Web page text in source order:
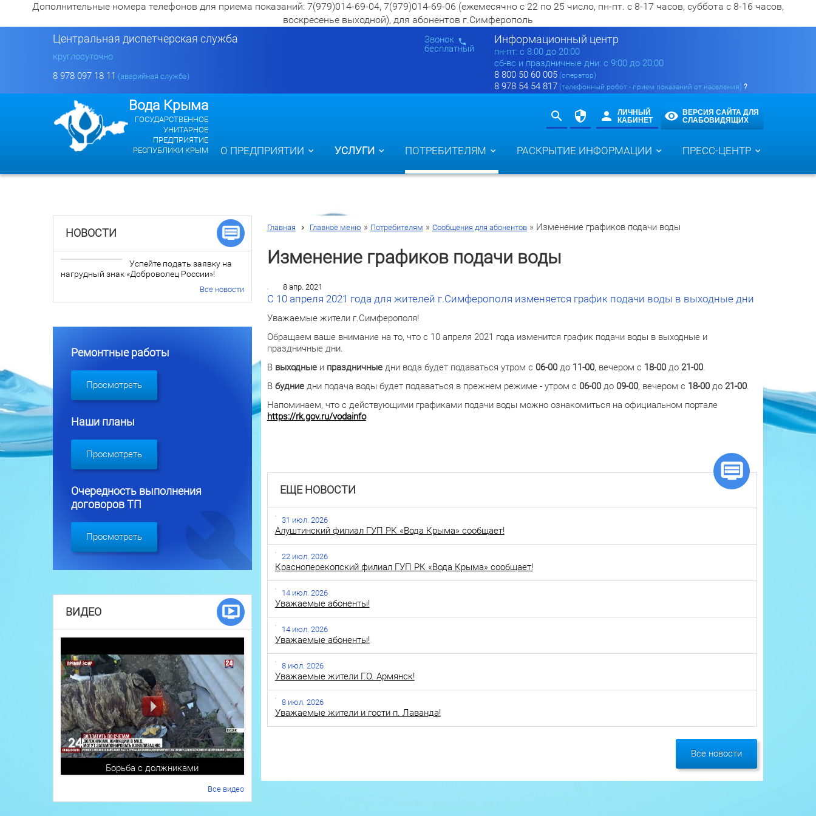
Дополнительные номера телефонов для приема показаний: 7(979)014-69-04, 7(979)014-69-06 (ежемесячно с 22 по 25 число, пн-пт. с 8-17 часов, суббота с 8-16 часов,
воскресенье выходной), для абонентов г.Симферополь
Информационный центр
пн-пт: c 8:00 до 20:00
сб-вс и праздничные дни: с 9:00 до 20:00
8 800 50 60 005 (оператор)
8 978 54 54 817 (телефонный робот - прием показаний от населения) ?
Звонок
бесплатный
Центральная диспетчерская служба
круглосуточно
8 978 097 18 11 (аварийная служба)
Вода Крыма
ГОСУДАРСТВЕННОЕ
УНИТАРНОЕ
ПРЕДПРИЯТИЕ
РЕСПУБЛИКИ КРЫМ
ЛИЧНЫЙ
КАБИНЕТ
ВЕРСИЯ САЙТА ДЛЯ
СЛАБОВИДЯЩИХ
О ПРЕДПРИЯТИИ УСЛУГИ ПОТРЕБИТЕЛЯМ РАСКРЫТИЕ ИНФОРМАЦИИ ПРЕСС-ЦЕНТР
Главная Главное меню » Потребителям » Сообщения для абонентов» Изменение графиков подачи воды
Изменение графиков подачи воды
8 апр. 2021
С 10 апреля 2021 года для жителей г.Симферополя изменяется график подачи воды в выходные дни
Уважаемые жители г.Симферополя!
Обращаем ваше внимание на то, что с 10 апреля 2021 года изменится график подачи воды в выходные и
праздничные дни.
В выходныеи праздничныедни вода будет подаваться утром с 06-00до 11-00, вечером с 18-00до 21-00.
В будниедни подача воды будет подаваться в прежнем режиме - утром с 06-00до 09-00, вечером с 18-00до 21-00.
Напоминаем, что с действующими графиками подачи воды можно ознакомиться на официальном портале
https://rk.gov.ru/vodainfo
ЕЩЕ НОВОСТИ
31 июл. 2026
Алуштинский филиал ГУП РК «Вода Крыма» сообщает!
22 июл. 2026
Красноперекопский филиал ГУП РК «Вода Крыма» сообщает!
14 июл. 2026
Уважаемые абоненты!
14 июл. 2026
Уважаемые абоненты!
8 июл. 2026
Уважаемые жители Г.О. Армянск!
8 июл. 2026
Уважаемые жители и гости п. Лаванда!
Все новости
НОВОСТИ
Успейте подать заявку на
нагрудный знак «Доброволец России»!
Все новости
Ремонтные работы
Просмотреть
Наши планы
Просмотреть
Очередность выполнения
договоров ТП
Просмотреть
ВИДЕО
Борьба с должниками
Все видео